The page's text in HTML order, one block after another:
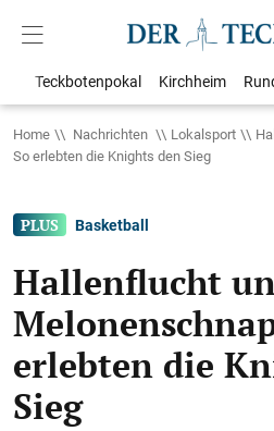
Teckbotenpokal Kirchheim
Home Nachrichten Lokalsport
So erlebten die Knights den Sieg
Basketball
Hallenflucht
erlebten die
Sieg